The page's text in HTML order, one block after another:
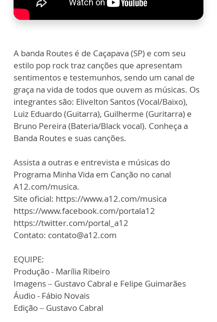
A banda Routes é de Caçapava (SP) e com seu
estilo pop rock traz canções que apresentam
sentimentos e testemunhos, sendo um canal de
graça na vida de todos que ouvem as músicas. Os
integrantes são: Elivelton Santos (Vocal/Baixo),
Luiz Eduardo (Guitarra), Guilherme (Guritarra) e
Bruno Pereira (Bateria/Black vocal). Conheça a
Banda Routes e suas canções.
Assista a outras e entrevista e músicas do
Programa Minha Vida em Canção no canal
A12.com/musica.
Site oficial: https://www.a12.com/musica
https://www.facebook.com/portala12
https://twitter.com/portal_a12
Contato: contato@a12.com
EQUIPE:
Produção - Marília Ribeiro
Imagens – Gustavo Cabral e Felipe Guimarães
Áudio - Fábio Novais
Edição – Gustavo Cabral